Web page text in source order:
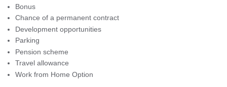
Bonus
Chance of a permanent contract
Development opportunities
Parking
Pension scheme
Travel allowance
Work from Home Option